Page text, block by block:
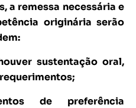
a remessa necessária e
originária serão
sustentação oral,
de preferência